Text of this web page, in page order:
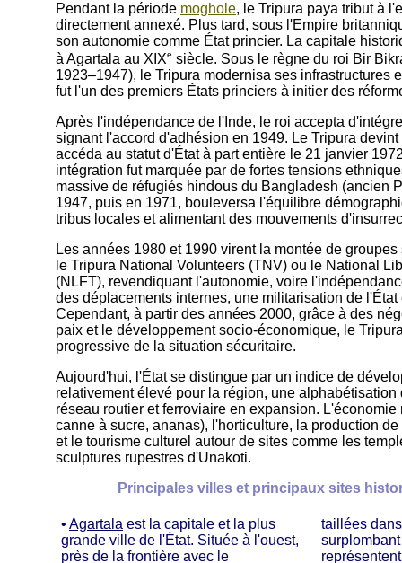
Pendant la période moghole, le Tripura paya tribut à
directement annexé. Plus tard, sous l'Empire
son autonomie comme État princier. La capitale
à Agartala au XIXe siècle. Sous le règne du roi Bir
1923–1947), le Tripura modernisa ses infrastructures
fut l'un des premiers États princiers à initier des
Après l'indépendance de l'Inde, le roi accepta
signant l'accord d'adhésion en 1949. Le Tripura
accéda au statut d'État à part entière le 21 janvier
intégration fut marquée par de fortes tensions
massive de réfugiés hindous du Bangladesh (ancien
1947, puis en 1971, bouleversa l'équilibre
tribus locales et alimentant des mouvements
Les années 1980 et 1990 virent la montée de
le Tripura National Volunteers (TNV) ou le National
(NLFT), revendiquant l'autonomie, voire
des déplacements internes, une militarisation de
Cependant, à partir des années 2000, grâce à des
paix et le développement socio-économique, le
progressive de la situation sécuritaire.
Aujourd'hui, l'État se distingue par un indice de
relativement élevé pour la région, une alphabétisation
réseau routier et ferroviaire en expansion.
canne à sucre, ananas), l'horticulture, la production
et le tourisme culturel autour de sites comme les
sculptures rupestres d'Unakoti.
Principales villes et principaux sites
• Agartala est la capitale et la plus
grande ville de l'État. Située à l'ouest,
près de la frontière avec le
taillées